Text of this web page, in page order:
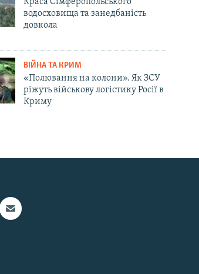
Краса Сімферопольського
водосховища та занедбаність
довкола
ВІЙНА ТА КРИМ
«Полювання на колони». Як ЗСУ
ріжуть військову логістику Росії в
Криму